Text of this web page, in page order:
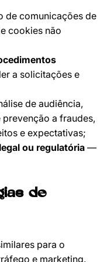
de comunicações de
cookies não
a solicitações e
de audiência,
a fraudes,
e expectativas;
ou regulatória —
de
para o
e marketing.